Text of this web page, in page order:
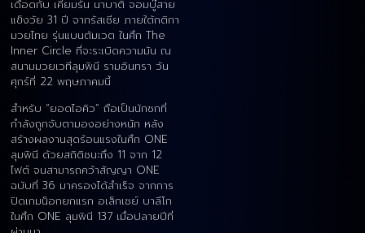
เดือดกับ เคียมรัน นาบาติ จอมบู๊สาย
แข็งวัย 31 ปี จากรัสเซีย ภายใต้กติกา
มวยไทย รุ่นแบนตัมเวต ในศึก The
Inner Circle ที่จะระเบิดความมัน ณ
สนามมวยเวทีลุมพินี รามอินทรา วัน
ศุกร์ที่ 22 พฤษภาคมนี้
สำหรับ “ยอดไอคิว” ถือเป็นนักชกที่
กำลังถูกจับตามองอย่างหนัก หลัง
สร้างผลงานสุดร้อนแรงในศึก ONE
ลุมพินี ด้วยสถิติชนะถึง 11 จาก 12
ไฟต์ จนสามารถคว้าสัญญา ONE
ฉบับที่ 36 มาครองได้สำเร็จ จากการ
ปิดเกมน็อกยกแรก อเล็กเซย์ บาลีโก
ในศึก ONE ลุมพินี 137 เมื่อปลายปีที่